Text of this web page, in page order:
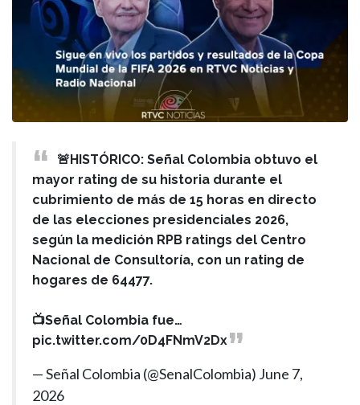
🚨HISTÓRICO: Señal Colombia obtuvo el
mayor rating de su historia durante el
cubrimiento de más de 15 horas en directo
de las elecciones presidenciales 2026,
según la medición RPB ratings del Centro
Nacional de Consultoría, con un rating de
hogares de 64477.
📺Señal Colombia fue…
pic.twitter.com/0D4FNmV2Dx
— Señal Colombia (@SenalColombia) June 7,
2026